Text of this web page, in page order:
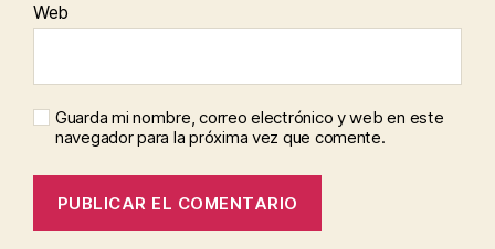
Web
Guarda mi nombre, correo electrónico y web en este
navegador para la próxima vez que comente.